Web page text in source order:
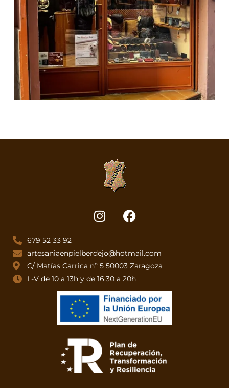
679 52 33 92
artesaniaenpielberdejo@hotmail.com
C/ Matías Carrica nº 5 50003 Zaragoza
L-V de 10 a 13h y de 16:30 a 20h